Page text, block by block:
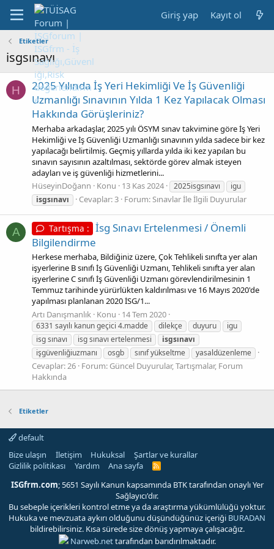
Giriş yap Kayıt ol
Etiketler
isgsınavı
H
2025 Yılında İş Yeri Hekimliği Ve İş Güvenliği
Uzmanlığı Sınavının Yılda 1 Kez Yapılacak Olması
Hakkında Görüşleriniz?
Merhaba arkadaşlar, 2025 yılı ÖSYM sınav takvimine göre İş Yeri
Hekimliği ve İş Güvenliği Uzmanlığı sınavının yılda sadece bir kez
yapılacağı belirtilmiş. Geçmiş yıllarda yılda iki kez yapılan bu
sınavın sayısının azaltılması, sektörde görev almak isteyen
adayları ve iş güvenliği hizmetlerini...
HüseyinDoğann
Konu 13 Kas 2024 2025isgsınavı
igu
isgsınavı
Cevaplar: 3 Forum:Sınavlar İle İlgili Duyurular
A Tartışma : İsg Sınavı Ertelenmesi / Önemli
Bilgilendirme
Herkese merhaba, Bildiğiniz üzere, Çok Tehlikeli sınıfta yer alan
işyerlerine B sınıfı İş Güvenliği Uzmanı, Tehlikeli sınıfta yer alan
işyerlerine C sınıfı İş Güvenliği Uzmanı görevlendirilmesinin 1
Temmuz tarihinde yürürlükten kaldırılması ve 16 Mayıs 2020'de
yapılması planlanan 2020 İSG/1...
Artı Danışmanlık Konu 14 Tem 2020
6331 sayılı kanun geçici 4.madde dilekçe duyuru
igu
isg sınavı
isg sınavı ertelenmesi
isgsınavı
işgüvenliğiuzmanı
osgb sınıf yükseltme yasaldüzenleme
Cevaplar: 26 Forum: Güncel Duyurular, Tartışmalar, Forum
Hakkında
Etiketler
default
Bize ulaşın
İletişim Hukuksal
Şartlar ve kurallar
Gizlilik politikası
Yardım Ana sayfa
R
S
ISGfrm.com; 5651 Sayılı Kanun kapsamında BTK tarafından onaylı Yer
Sağlayıcı'dır.
Bu sebeple içerikleri kontrol etme ya da araştırma yükümlülüğü yoktur.
Hukuka ve mevzuata aykırı olduğunu düşündüğünüz içeriği BURADAN
bildirebilirsiniz. Kısa sürede size dönüş yapmaya çalışacağız.
Narweb.nettarafından barıdırılmaktadır.